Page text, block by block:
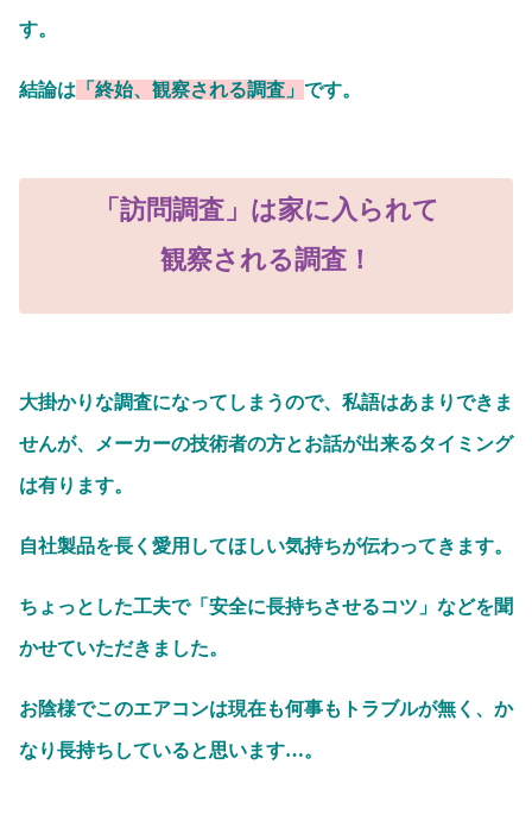
す。
結論は 「終始、観察される調査」 です。
「訪問調査」は家に入られて
観察される調査！
大掛かりな調査になってしまうので、私語はあまりできま
せんが、メーカーの技術者の方とお話が出来るタイミング
は有ります。
自社製品を長く愛用してほしい気持ちが伝わってきます。
ちょっとした工夫で「安全に長持ちさせるコツ」などを聞
かせていただきました。
お陰様でこのエアコンは現在も何事もトラブルが無く、か
なり長持ちしていると思います…。